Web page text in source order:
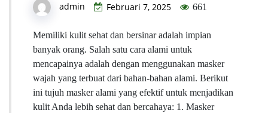
admin Februari 7, 2025 661
Memiliki kulit sehat dan bersinar adalah impian
banyak orang. Salah satu cara alami untuk
mencapainya adalah dengan menggunakan masker
wajah yang terbuat dari bahan-bahan alami. Berikut
ini tujuh masker alami yang efektif untuk menjadikan
kulit Anda lebih sehat dan bercahaya: 1. Masker